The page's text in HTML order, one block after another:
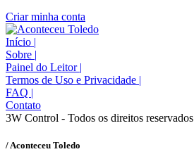
Criar minha conta
Início |
Sobre |
Painel do Leitor |
Termos de Uso e Privacidade |
FAQ |
Contato
3W Control - Todos os direitos reservados
/ Aconteceu Toledo